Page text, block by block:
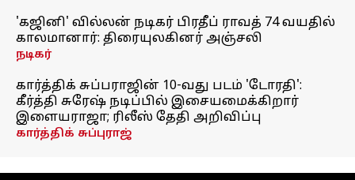
'கஜினி' வில்லன் நடிகர் பிரதீப் ராவத் 74 வயதில்
காலமானார்: திரையுலகினர் அஞ்சலி
நடிகர்
கார்த்திக் சுப்பராஜின் 10-வது படம் 'டோரதி':
கீர்த்தி சுரேஷ் நடிப்பில் இசையமைக்கிறார்
இளையராஜா; ரிலீஸ் தேதி அறிவிப்பு
கார்த்திக் சுப்புராஜ்